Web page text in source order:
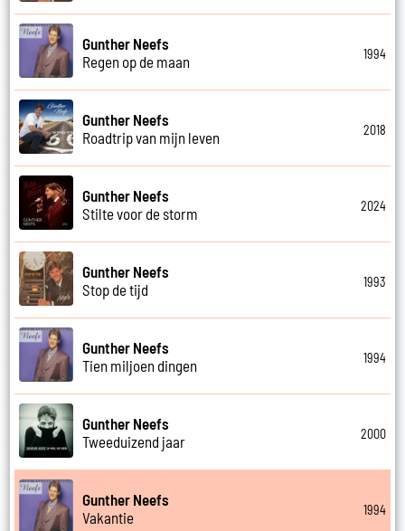
Gunther Neefs
Regen op de maan
1994
Gunther Neefs
Roadtrip van mijn leven
2018
Gunther Neefs
Stilte voor de storm
2024
Gunther Neefs
Stop de tijd
1993
Gunther Neefs
Tien miljoen dingen
1994
Gunther Neefs
Tweeduizend jaar
2000
Gunther Neefs
Vakantie
1994